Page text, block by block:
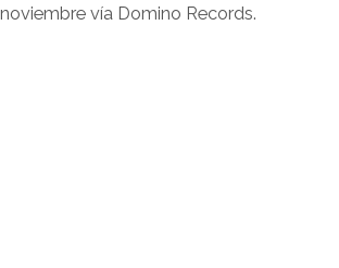
vía Domino Records.